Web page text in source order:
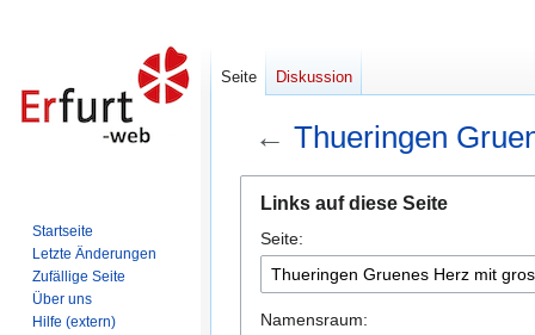
← Thueringen
Navigation
springen
Suche
springen
Links auf diese Seite
Seite:
Namensraum:
Seite Diskussion
Startseite
Letzte Änderungen
Zufällige Seite
Über uns
Hilfe (extern)